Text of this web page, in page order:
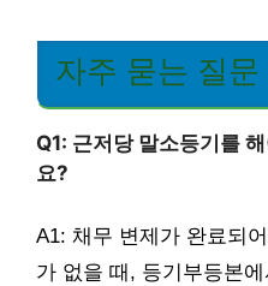
자주 묻는 질문
Q1: 근저당 말소등기를
요?
A1: 채무 변제가 완료되
가 없을 때, 등기부등본